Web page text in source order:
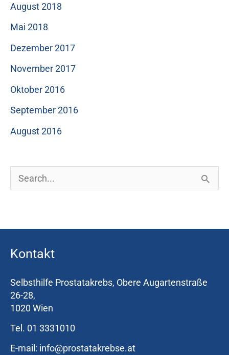
August 2018
Mai 2018
Dezember 2017
November 2017
Oktober 2016
September 2016
August 2016
e
n
a
c
h
Kontakt
Selbsthilfe Prostatakrebs, Obere Augartenstraße
26-28,
1020 Wien
Tel. 01 3331010
E-mail: info@prostatakrebse.at